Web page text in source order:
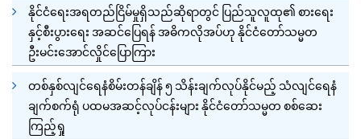
နိုင်ငံရေးအရတည်ငြိမ်မှုရှိသည်ဆိုရာတွင် ပြည်သူလူထု၏ စားရေး
နှင့်စီးပွားရေး အဆင်ပြေရန် အဓိကလိုအပ်ဟု နိုင်ငံတော်သမ္မတ
ဦးမင်းအောင်လှိုင်ပြောကြား
တစ်နှစ်လျင်ရေနံစိမ်းတန်ချိန် ၅ သိန်းချက်လုပ်နိုင်မည့် သံလျင်ရေနံ
ချက်စက်ရုံ ပထမအဆင့်လုပ်ငန်းများ နိုင်ငံတော်သမ္မတ စစ်ဆေး
ကြည့်ရှု